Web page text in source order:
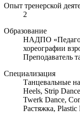
Опыт тренерской
2
Образование
НАДПО
хореографии
Преподаватель
Специализация
Танцевальные
Heels, Strip
Twerk Dance,
Растяжка,